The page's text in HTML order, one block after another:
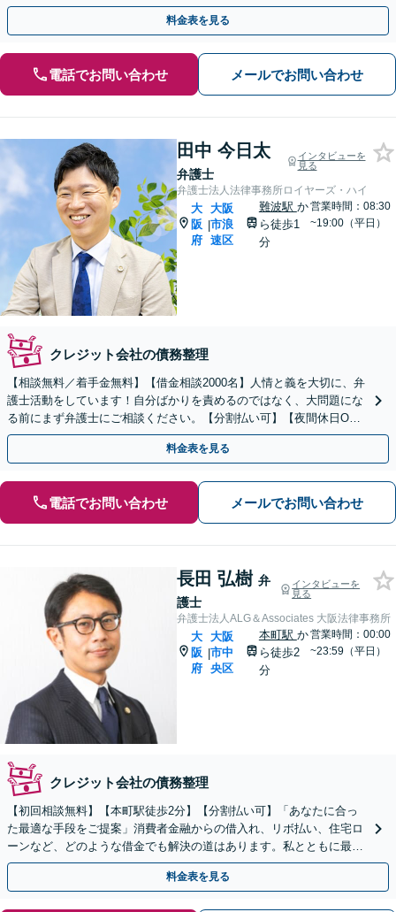
り、経済生活を立て直せるようサポートしてまいります
料金表を見る
電話でお問い合わせ メールでお問い合わせ
田中 今日太
弁護士
インタビューを
見る
弁護士法人法律事務所ロイヤーズ・ハイ
大
阪
府
|
大阪
市浪
速区
難波駅 か
ら徒歩1
分
営業時間：08:30
~19:00（平日）
クレジット会社の債務整理
【相談無料／着手金無料】【借金相談2000名】人情と義を大切に、弁
護士活動をしています！自分ばかりを責めるのではなく、大問題にな
る前にまず弁護士にご相談ください。【分割払い可】【夜間休日O
K】
料金表を見る
電話でお問い合わせ メールでお問い合わせ
長田 弘樹 弁
護士
インタビューを
見る
弁護士法人ALG＆Associates 大阪法律事務所
大
阪
府
|
大阪
市中
央区
本町駅 か
ら徒歩2
分
営業時間：00:00
~23:59（平日）
クレジット会社の債務整理
【初回相談無料】【本町駅徒歩2分】【分割払い可】「あなたに合っ
た最適な手段をご提案」消費者金融からの借入れ、リボ払い、住宅ロ
ーンなど、どのような借金でも解決の道はあります。私とともに最善
の解決を図りましょう【安心の完全個室対応／秘密厳守】
料金表を見る